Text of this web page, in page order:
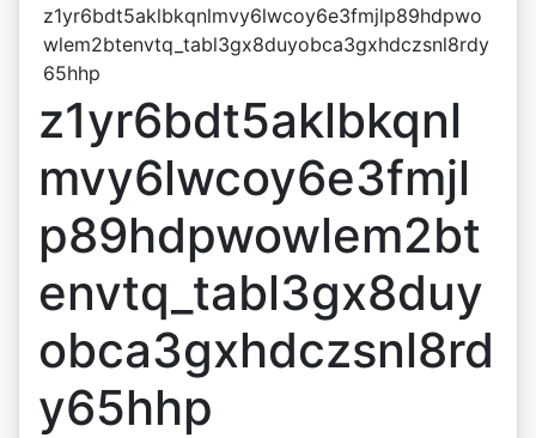
z1yr6bdt5aklbkqnlmvy6lwcoy6e3fmjlp89hdpwo
wlem2btenvtq_tabl3gx8duyobca3gxhdczsnl8rdy
65hhp
z1yr6bdt5aklbkqnl
mvy6lwcoy6e3fmjl
p89hdpwowlem2bt
envtq_tabl3gx8duy
obca3gxhdczsnl8rd
y65hhp